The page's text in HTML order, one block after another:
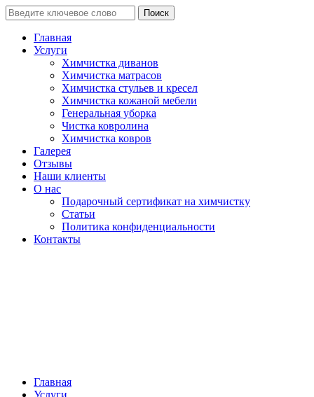
Поиск
Главная
Услуги
Химчистка диванов
Химчистка матрасов
Химчистка стульев и кресел
Химчистка кожаной мебели
Генеральная уборка
Чистка ковролина
Химчистка ковров
Галерея
Отзывы
Наши клиенты
О нас
Подарочный сертификат на химчистку
Статьи
Политика конфиденциальности
Контакты
Главная
Услуги